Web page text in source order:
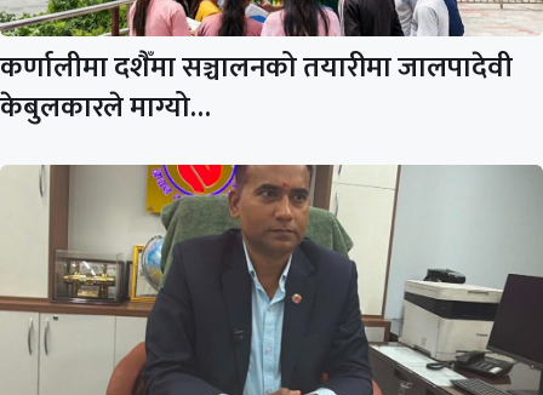
कर्णालीमा दशैँमा सञ्चालनको तयारीमा जालपादेवी
केबुलकारले माग्यो…